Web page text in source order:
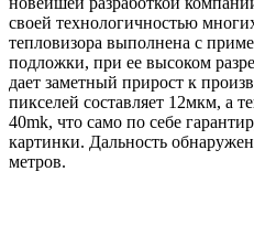
своей технологичностью
тепловизора выполнена с
подложки, при ее высоком
дает заметный прирост к
пикселей составляет 12мкм, а
40mk, что само по себе
картинки. Дальность
метров.